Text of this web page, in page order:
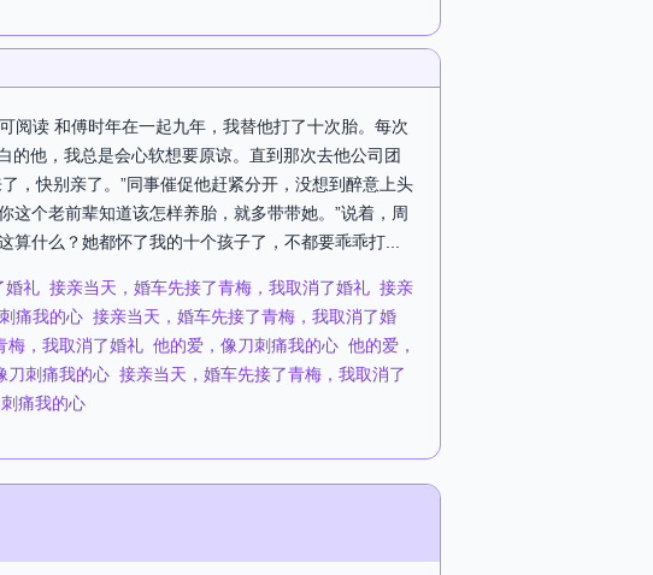
阅读 和傅时年在一起九年，我替他打了十次胎。每次
他，我总是会心软想要原谅。直到那次去他公司团
，快别亲了。”同事催促他赶紧分开，没想到醉意上头
这个老前辈知道该怎样养胎，就多带带她。”说着，周
算什么？她都怀了我的十个孩子了，不都要乖乖打...
婚礼 接亲当天，婚车先接了青梅，我取消了婚礼 接亲
痛我的心 接亲当天，婚车先接了青梅，我取消了婚
梅，我取消了婚礼 他的爱，像刀刺痛我的心 他的爱，
刀刺痛我的心 接亲当天，婚车先接了青梅，我取消了
痛我的心